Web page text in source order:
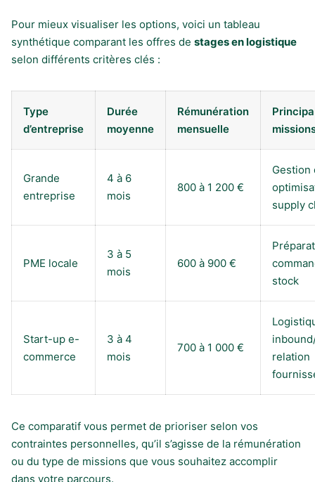
Pour mieux visualiser les options, voici un tableau
synthétique comparant les offres de stages en logistique
selon différents critères clés :
Type
d’entreprise
Durée
moyenne
Rémunération
mensuelle
Grande
entreprise
4 à 6
mois
800 à 1 200 €
Gestion
supply
PME locale
3 à 5
mois
600 à 900 €
stock
Start-up e-
commerce
3 à 4
mois
700 à 1 000 €
relation
Ce comparatif vous permet de prioriser selon vos
contraintes personnelles, qu’il s’agisse de la rémunération
ou du type de missions que vous souhaitez accomplir
dans votre parcours.